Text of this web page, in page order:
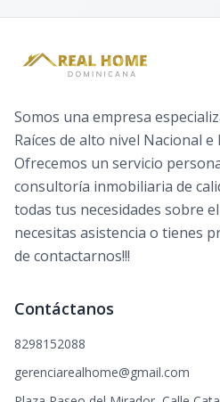
Somos una empresa
Raíces de alto nivel Nacional
Ofrecemos un servicio
consultoría inmobiliaria de
todas tus necesidades sobre
necesitas asistencia o tienes
de contactarnos!!!
Contáctanos
8298152088
gerenciarealhome@gmail.com